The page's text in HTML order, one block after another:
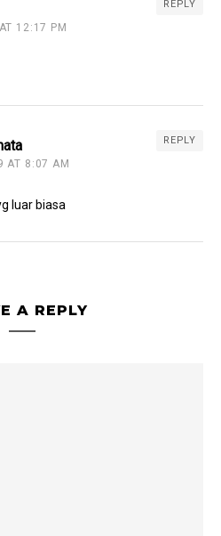
12:17 PM
REPLY
AT 8:07 AM
REPLY
luar biasa
A REPLY